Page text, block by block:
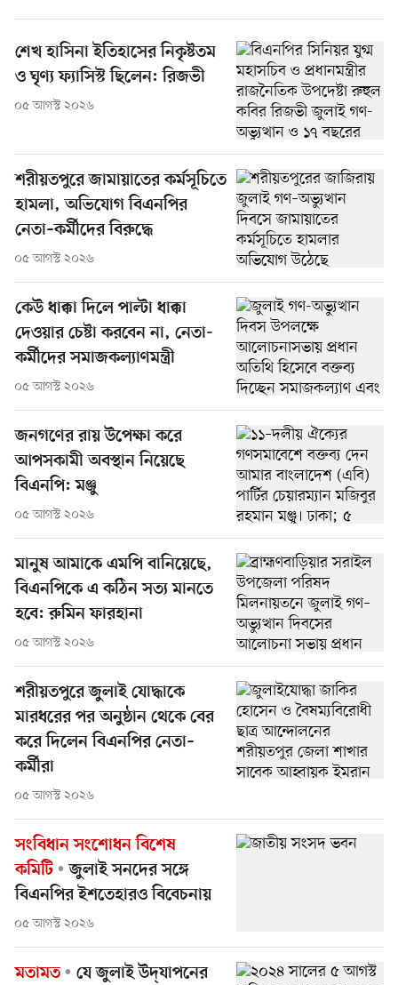
শেখ হাসিনা ইতিহাসের নিকৃষ্টতম
ও ঘৃণ্য ফ্যাসিস্ট ছিলেন: রিজভী
০৫ আগস্ট ২০২৬
শরীয়তপুরে জামায়াতের কর্মসূচিতে
হামলা, অভিযোগ বিএনপির
নেতা–কর্মীদের বিরুদ্ধে
০৫ আগস্ট ২০২৬
কেউ ধাক্কা দিলে পাল্টা ধাক্কা
দেওয়ার চেষ্টা করবেন না, নেতা-
কর্মীদের সমাজকল্যাণমন্ত্রী
০৫ আগস্ট ২০২৬
জনগণের রায় উপেক্ষা করে
আপসকামী অবস্থান নিয়েছে
বিএনপি: মঞ্জু
০৫ আগস্ট ২০২৬
মানুষ আমাকে এমপি বানিয়েছে,
বিএনপিকে এ কঠিন সত্য মানতে
হবে: রুমিন ফারহানা
০৫ আগস্ট ২০২৬
শরীয়তপুরে জুলাই যোদ্ধাকে
মারধরের পর অনুষ্ঠান থেকে বের
করে দিলেন বিএনপির নেতা–
কর্মীরা
০৫ আগস্ট ২০২৬
সংবিধান সংশোধন বিশেষ
কমিটি
জুলাই সনদের সঙ্গে
বিএনপির ইশতেহারও বিবেচনায়
০৫ আগস্ট ২০২৬
মতামত যে জুলাই উদ্‌যাপনের